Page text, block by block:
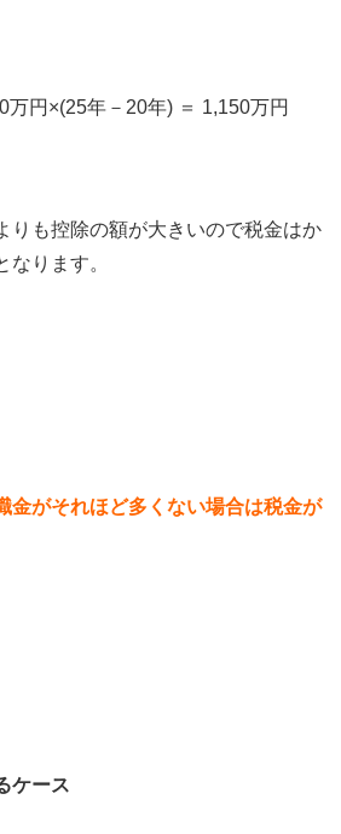
万円×(25年－20年) ＝ 1,150万円
りも控除の額が大きいので税金はか
なります。
金がそれほど多くない場合は税金が
ケース